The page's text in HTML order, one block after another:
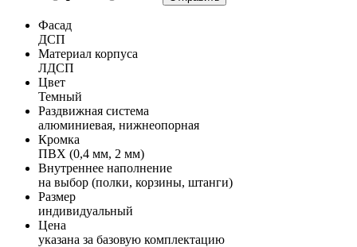
Фасад
ДСП
Материал корпуса
ЛДСП
Цвет
Темный
Раздвижная система
алюминиевая, нижнеопорная
Кромка
ПВХ (0,4 мм, 2 мм)
Внутреннее наполнение
на выбор (полки, корзины, штанги)
Размер
индивидуальный
Цена
указана за базовую комплектацию